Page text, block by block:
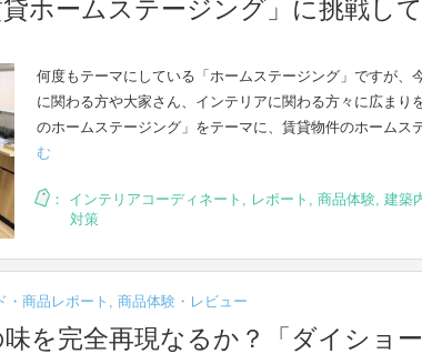
ホームステージング」に挑戦し
何度もテーマにしている「ホームステージング」ですが、
に関わる方や大家さん、インテリアに関わる方々に広まり
のホームステージング」をテーマに、賃貸物件のホームス
む
： インテリアコーディネート , レポート , 商品体験, 建築
対策
・商品レポート , 商品体験・レビュー
を完全再現なるか？「ダイショ